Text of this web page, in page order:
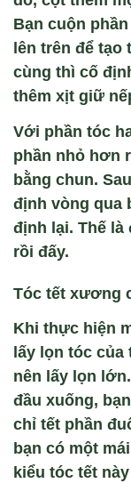
Bạn cuộn
lên trên để
cùng thì cố
thêm xịt giữ
Với phần tóc
phần nhỏ hơn
bằng chun.
định vòng qua
định lại. Thế là
rồi đấy.
Tóc tết xương
Khi thực hiện
lấy lọn tóc
nên lấy lọn
đầu xuống,
chỉ tết phần
bạn có một
kiểu tóc tết